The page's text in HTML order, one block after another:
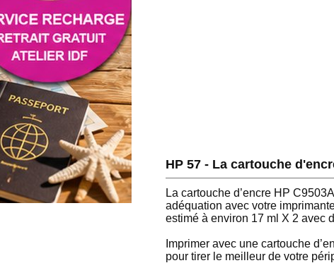
HP 57 - La cartouche
La cartouche d’encre HP
adéquation avec votre
estimé à environ 17 ml X 2 avec
Imprimer avec une cartouche
pour tirer le meilleur de votre